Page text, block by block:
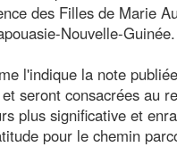
des Filles de Marie
Nouvelle-Guinée.
l'indique la note
seront consacrées au
plus significative et
pour le chemin